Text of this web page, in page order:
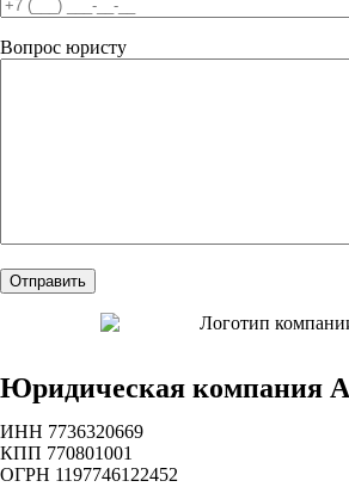
Вопрос юристу
Юридическая компания
ИНН 7736320669
КПП 770801001
ОГРН 1197746122452